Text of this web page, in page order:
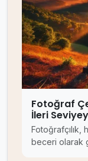
Fotoğraf
İleri
Fotoğrafçılık,
beceri olarak